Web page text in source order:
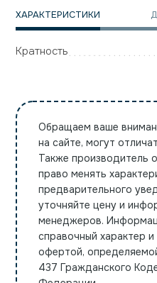
ХАРАКТЕРИСТИКИ
Кратность
Обращаем ваше
на сайте, могут
Также производитель
право менять
предварительного
уточняйте цену и
менеджеров.
справочный характер
офертой,
437 Гражданского